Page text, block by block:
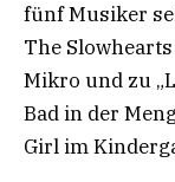
fünf Musiker
The
Mikro und zu
Bad in der
Girl im